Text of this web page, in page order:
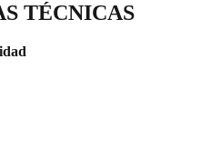
TÉCNICAS